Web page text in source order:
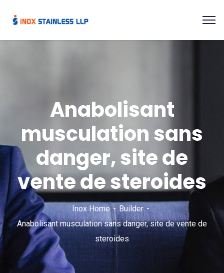
Anabolisant
musculation sans
danger, site de
vente de steroides
Inox Home
Builder
Anabolisant musculation sans danger, site de vente de
steroides